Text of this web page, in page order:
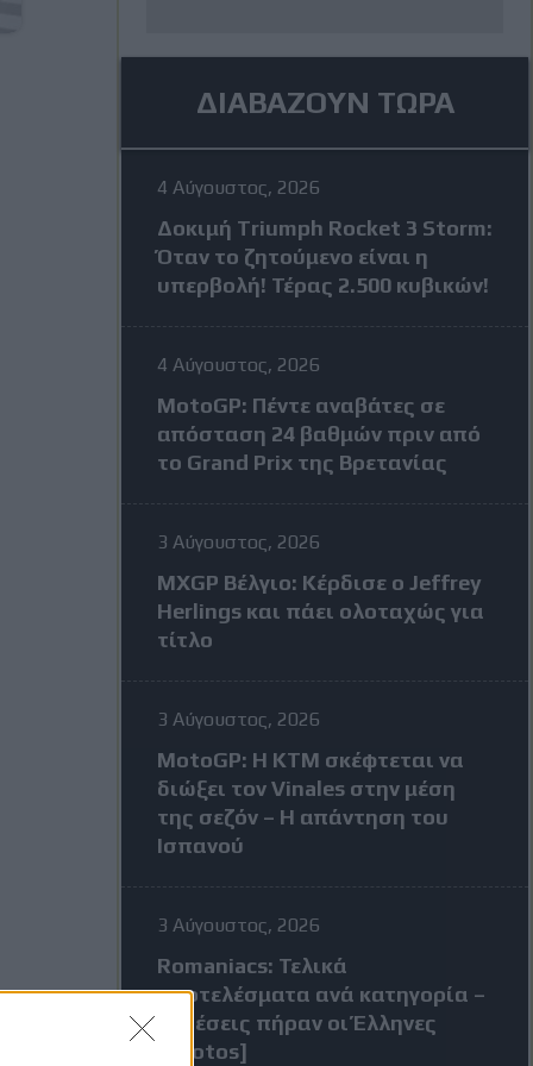
ΔΙΑΒΑΖΟΥΝ ΤΩΡΑ
4 Αύγουστος, 2026
Δοκιμή Triumph Rocket 3 Storm:
Όταν το ζητούμενο είναι η
υπερβολή! Τέρας 2.500 κυβικών!
4 Αύγουστος, 2026
MotoGP: Πέντε αναβάτες σε
απόσταση 24 βαθμών πριν από
το Grand Prix της Βρετανίας
3 Αύγουστος, 2026
MXGP Βέλγιο: Κέρδισε ο Jeffrey
Herlings και πάει ολοταχώς για
τίτλο
3 Αύγουστος, 2026
MotoGP: Η KTM σκέφτεται να
διώξει τον Vinales στην μέση
της σεζόν – Η απάντηση του
Ισπανού
3 Αύγουστος, 2026
Romaniacs: Τελικά
αποτελέσματα ανά κατηγορία –
Τι θέσεις πήραν οι Έλληνες
[Photos]